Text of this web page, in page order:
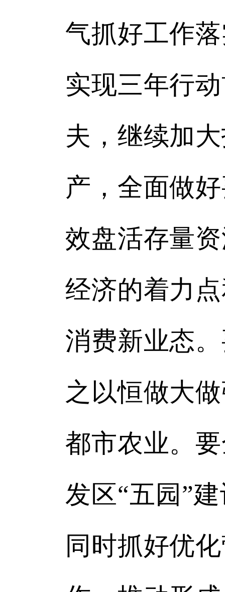
气抓好工作
实现三年行
夫，继续加
产，全面做
效盘活存量
经济的着力
消费新业态
之以恒做大
都市农业。
发区“五园”
同时抓好优